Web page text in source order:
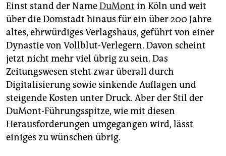
abo
genossenschaft
epaper login
Einst stand der NameDuMont in Köln und weit
über die Domstadt hinaus für ein über 200 Jahre
altes, ehrwürdiges Verlagshaus, geführt von einer
Dynastie von Vollblut-Verlegern. Davon scheint
jetzt nicht mehr viel übrig zu sein. Das
Zeitungswesen steht zwar überall durch
Digitalisierung sowie sinkende Auflagen und
steigende Kosten unter Druck. Aber der Stil der
DuMont-Führungsspitze, wie mit diesen
Herausforderungen umgegangen wird, lässt
einiges zu wünschen übrig.